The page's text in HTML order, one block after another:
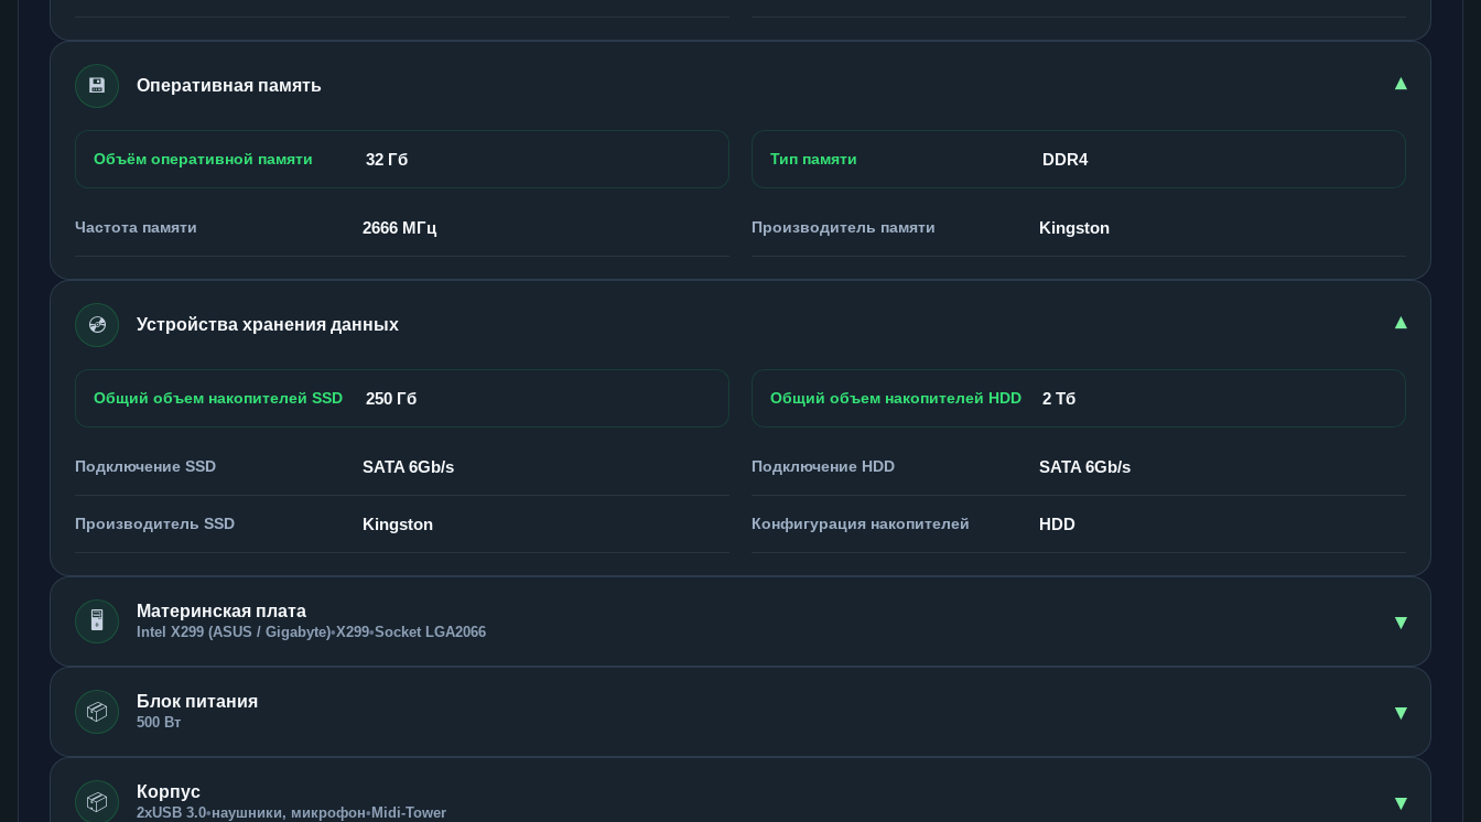
💾 Оперативная память ▾
Объём оперативной памяти 32 Гб Тип памяти DDR4
Частота памяти 2666 МГц Производитель памяти Kingston
💿 Устройства хранения данных ▾
Общий объем накопителей SSD 250 Гб Общий объем накопителей HDD 2 Тб
Подключение SSD SATA 6Gb/s Подключение HDD SATA 6Gb/s
Производитель SSD Kingston Конфигурация накопителей HDD
🖥️ Материнская плата
Intel X299 (ASUS / Gigabyte)•X299•Socket LGA2066 ▾
📦 Блок питания
500 Вт ▾
📦 Корпус
2xUSB 3.0•наушники, микрофон• Midi-Tower ▾